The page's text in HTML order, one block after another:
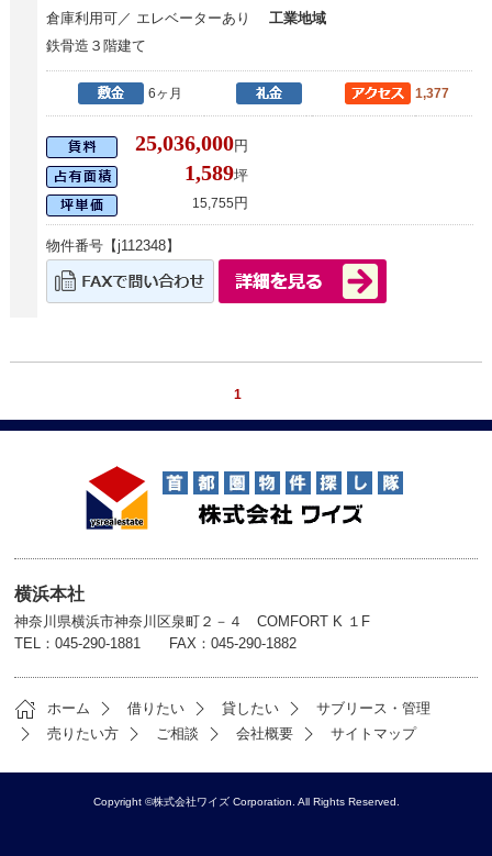
倉庫利用可／ エレベーターあり工業地域
鉄骨造３階建て
6ヶ月 1,377
25,036,000円
1,589坪
15,755 円
物件番号【j112348】
1
横浜本社
神奈川県横浜市神奈川区泉町２－４ COMFORT K １F
TEL：045-290-1881 FAX：045-290-1882
ホーム 借りたい 貸したい
サブリース・管理
売りたい方
ご相談 会社概要 サイトマップ
Copyright ©株式会社ワイズ Corporation. All Rights Reserved.